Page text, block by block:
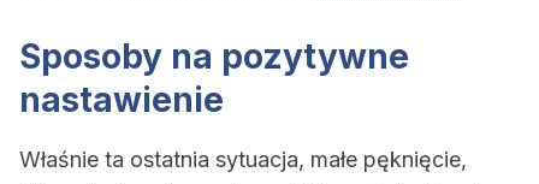
Sposoby na pozytywne
nastawienie
Właśnie ta ostatnia sytuacja, małe pęknięcie,